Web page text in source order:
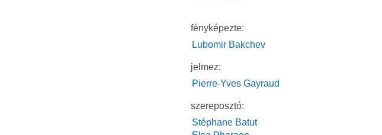
fényképezte:
Lubomir Bakchev
jelmez:
Pierre-Yves Gayraud
szereposztó:
Stéphane Batut